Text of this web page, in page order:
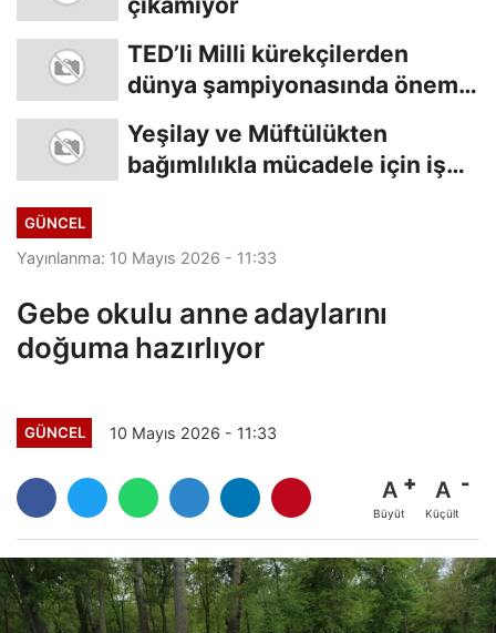
TED’li Milli kürekçilerden
dünya şampiyonasında önemli
Yeşilay ve Müftülükten
bağımlılıkla mücadele için iş
GÜNCEL
Yayınlanma: 10 Mayıs 2026 - 11:33
Gebe okulu anne adaylarını
doğuma hazırlıyor
GÜNCEL 10 Mayıs 2026 - 11:33
A
Büyüt
A
Küçült